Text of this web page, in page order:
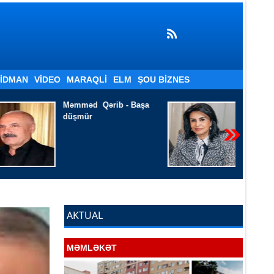
İDMAN VIDEO MARAQLI ELM ŞOU BIZNES
- Başa
Xanım İsmayılqızı - Həyatı
harasa aparır qatar
AKTUAL
MƏMLƏKƏT